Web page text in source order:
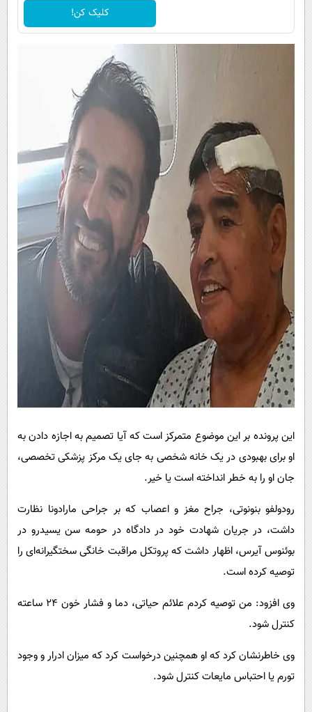
کلیک کن!
این پرونده بر این موضوع متمرکز است که آیا تصمیم به اجازه دادن به
او برای بهبودی در یک خانه شخصی به جای یک مرکز پزشکی تخصصی،
جان او را به خطر انداخته است یا خیر.
رودولفو بنونوتی، جراح مغز و اعصاب که بر جراحی مارادونا نظارت
داشت، در جریان شهادت خود در دادگاه در حومه سن یسیدرو در
بوئنوس آیرس، اظهار داشت که پروتکل مراقبت خانگی سختگیرانه‌ای را
توصیه کرده است.
وی افزود: من توصیه کردم علائم حیاتی، دما و فشار خون ۲۴ ساعته
کنترل شود.
وی خاطرنشان کرد که او همچنین درخواست کرد که میزان ادرار و وجود
تورم یا احتباس مایعات کنترل شود.